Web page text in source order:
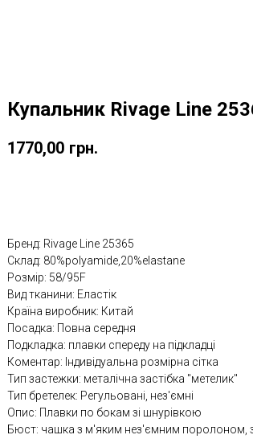
Купальник Rivage Line
1770,00 грн.
Бренд: Rivage Line 25365
Склад: 80%polyamide,20%elastane
Розмір: 58/95F
Вид тканини: Еластік
Країна виробник: Китай
Посадка: Повна середня
Подкладка: плавки спереду на підкладці
Коментар: Індивідуальна розмірна сітка
Тип застежки: металічна застібка "метелик"
Тип бретелек: Регульовані, нез'ємні
Опис: Плавки по бокам зі шнурівкою
Бюст: чашка з м'яким нез'ємним поролоном,